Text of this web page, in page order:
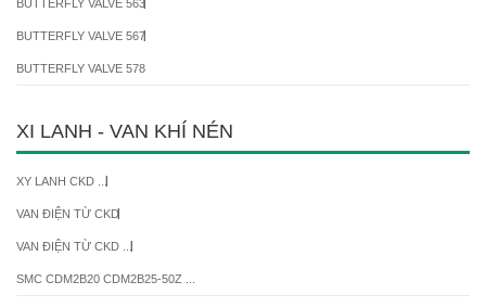
BUTTERFLY VALVE 563
BUTTERFLY VALVE 567
BUTTERFLY VALVE 578
XI LANH - VAN KHÍ NÉN
XY LANH CKD ...
VAN ĐIỆN TỪ CKD
VAN ĐIỆN TỪ CKD ...
SMC CDM2B20 CDM2B25-50Z ...